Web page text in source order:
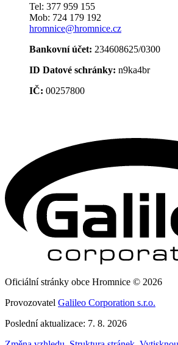
Tel: 377 959 155
Mob: 724 179 192
hromnice@hromnice.cz
Bankovní účet: 234608625/0300
ID Datové schránky: n9ka4br
IČ: 00257800
Oficiální stránky obce Hromnice © 2026
Provozovatel Galileo Corporation s.r.o.
Poslední aktualizace: 7. 8. 2026